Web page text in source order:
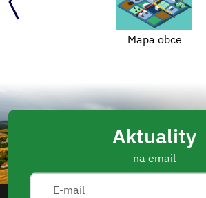
Mapa obce
Aktuality
na email